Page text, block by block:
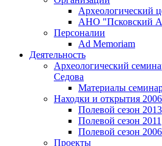
Археологический
АНО "Псковский
Персоналии
Ad Memoriam
Деятельность
Археологический
Седова
Материалы
Находки и открытия
Полевой сезон 2013
Полевой сезон 2011
Полевой сезон 2006
Проекты